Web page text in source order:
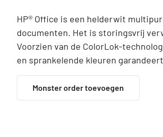
HP® Office is een helderwit
documenten. Het is storingsvrij
Voorzien van de ColorLok-
en sprankelende kleuren
Monster order toevoegen